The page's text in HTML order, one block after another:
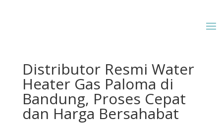
Distributor Resmi Water
Heater Gas Paloma di
Bandung, Proses Cepat
dan Harga Bersahabat